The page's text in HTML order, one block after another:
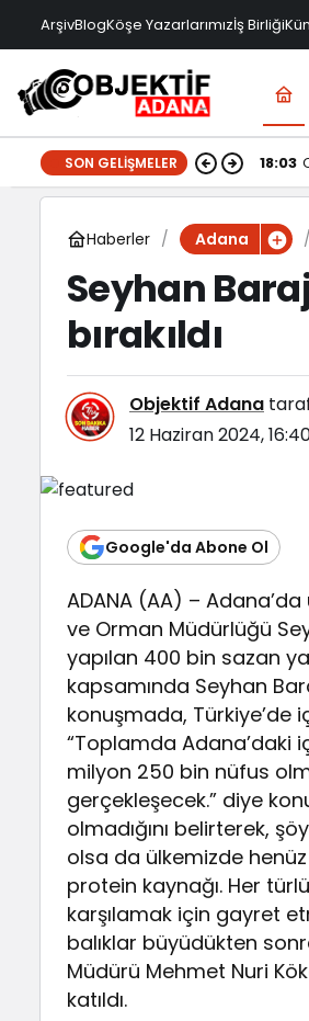
ArşivBlogKöşe Yazarlarımızİş Birliği
SON GELIŞMELER 18:03
Haberler Adana
Seyhan
bırakıldı
Objektif Adana
12 Haziran 2024,
Google'da Abone Ol
ADANA (AA) –
ve Orman Müdürlüğü
yapılan 400 bin sazan
kapsamında Seyhan
konuşmada, Türkiye’de
“Toplamda Adana’daki
milyon 250 bin nüfus
gerçekleşecek.” diye
olmadığını belirterek,
olsa da ülkemizde henüz
protein kaynağı. Her
karşılamak için gayret
balıklar büyüdükten
Müdürü Mehmet Nuri
katıldı.